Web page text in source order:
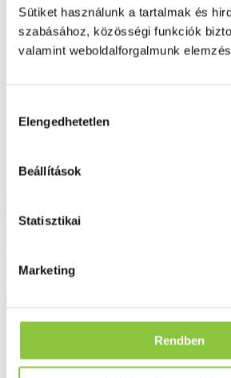
Sütiket használunk a tartalmak és
szabásához, közösségi funkciók
valamint weboldalforgalmunk
kiválasztása
Elengedhetetlen
Beállítások
Statisztikai
Marketing
Rendben
Ezek is érdekelhetik Önt
866 Ft